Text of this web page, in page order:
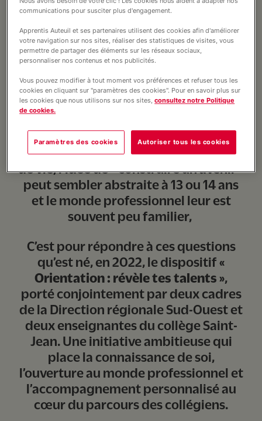
Pourtant, pour de nombreux jeunes et
parents, ce choix peut être source
d’interrogations, voire
d’inquiétudes comme le montrent
chaque année de nombreux rapports
ou articles, ils n'ont pas toujours les
faire ou ce qui les anime, leurs talents
ont pu être étouffés par leurs histoires
de vie, l'idée de « construire un avenir »
peut sembler abstraite à 13 ou 14 ans
et le monde professionnel leur est
souvent peu familier,
C’est pour répondre à ces questions
qu’est né, en 2022, le dispositif «
Orientation : révèle tes talents »,
porté conjointement par deux cadres
de la Direction régionale Sud-Ouest et
deux enseignantes du collège Saint-
Jean. Une initiative ambitieuse qui
place la connaissance de soi,
l’ouverture au monde professionnel et
l’accompagnement personnalisé au
cœur du parcours des collégiens.
communications pour susciter plus d'engagement.
Apprentis Auteuil et ses partenaires utilisent des cookies afin d'améliorer
votre navigation sur nos sites, réaliser des statistiques de visites, vous
permettre de partager des éléments sur les réseaux sociaux,
personnaliser nos contenus et nos publicités.
Vous pouvez modifier à tout moment vos préférences et refuser tous les
cookies en cliquant sur "paramètres des cookies". Pour en savoir plus sur
les cookies que nous utilisons sur nos sites,consultez notre Politique
de cookies.
Paramètres des cookies Autoriser tous les cookies